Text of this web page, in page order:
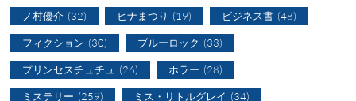
ノ村優介 (32) ヒナまつり (19) ビジネス書 (48)
フィクション (30) ブルーロック (33)
プリンセスチュチュ (26) ホラー (28)
ミステリー (259) ミス・リトルグレイ (34)